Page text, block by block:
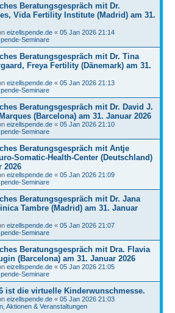
Beratungsgespräch mit Dr.
Vida Fertility Institute (Madrid) am 31.
eizellspende.de « 05 Jan 2026 21:14
Seminare
Beratungsgespräch mit Dr. Tina
Freya Fertility (Dänemark) am 31.
eizellspende.de « 05 Jan 2026 21:13
Seminare
Beratungsgespräch mit Dr. David J.
(Barcelona) am 31. Januar 2026
eizellspende.de « 05 Jan 2026 21:10
Seminare
Beratungsgespräch mit Antje
Somatic-Health-Center (Deutschland)
2026
eizellspende.de « 05 Jan 2026 21:09
Seminare
Beratungsgespräch mit Dr. Jana
Tambre (Madrid) am 31. Januar
eizellspende.de « 05 Jan 2026 21:07
Seminare
Beratungsgespräch mit Dra. Flavia
(Barcelona) am 31. Januar 2026
eizellspende.de « 05 Jan 2026 21:05
Seminare
ist die virtuelle Kinderwunschmesse.
eizellspende.de « 05 Jan 2026 21:03
Aktionen & Veranstaltungen